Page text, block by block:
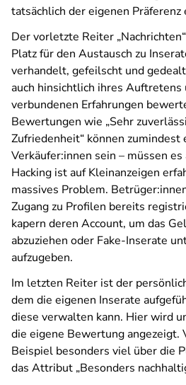
tatsächlich der eigenen Präferenz
Der vorletzte Reiter
Platz für den Austausch zu
verhandelt, gefeilscht und
auch hinsichtlich ihres Auftretens
verbundenen Erfahrungen
Bewertungen wie „Sehr
Zufriedenheit“ können zumindest
Verkäufer:innen sein – müssen
Hacking ist auf Kleinanzeigen
massives Problem.
Zugang zu Profilen bereits
kapern deren Account, um das
abzuziehen oder Fake-Inserate
aufzugeben.
Im letzten Reiter ist der
dem die eigenen Inserate
diese verwalten kann. Hier wird
die eigene Bewertung angezeigt.
Beispiel besonders viel über die
das Attribut „Besonders